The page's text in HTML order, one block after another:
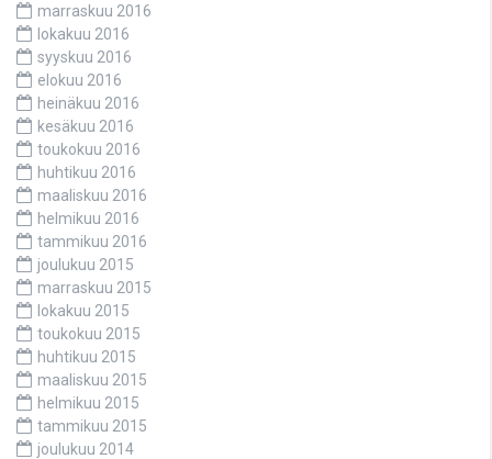
marraskuu 2016
lokakuu 2016
syyskuu 2016
elokuu 2016
heinäkuu 2016
kesäkuu 2016
toukokuu 2016
huhtikuu 2016
maaliskuu 2016
helmikuu 2016
tammikuu 2016
joulukuu 2015
marraskuu 2015
lokakuu 2015
toukokuu 2015
huhtikuu 2015
maaliskuu 2015
helmikuu 2015
tammikuu 2015
joulukuu 2014